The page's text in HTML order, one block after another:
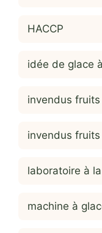
HACCP
idée de glace
invendus
invendus
laboratoire à
machine à